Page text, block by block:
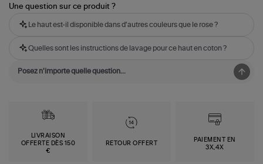
Une question sur ce produit ?
Le haut est-il disponible dans d'autres couleurs que le rose ?
Quelles sont les instructions de lavage pour ce haut en coton ?
LIVRAISON
OFFERTE DÈS 150
€
RETOUR OFFERT
PAIEMENT EN
3X,4X